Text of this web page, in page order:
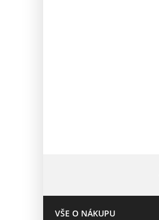
VŠE O NÁKUPU